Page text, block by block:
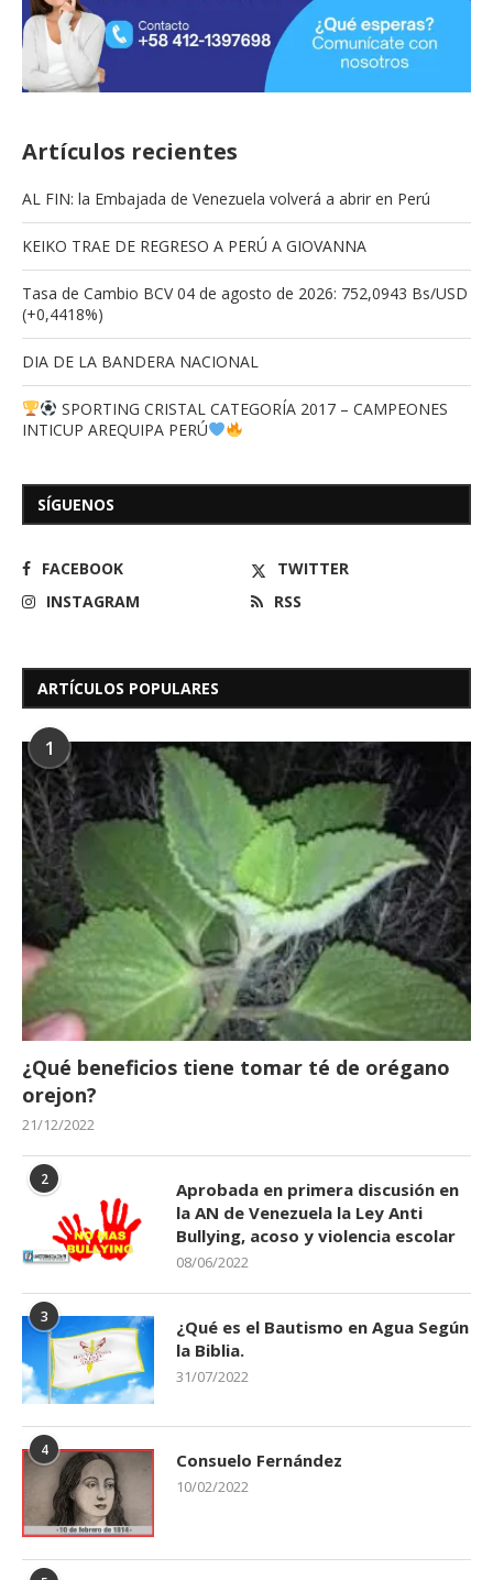
Artículos recientes
AL FIN: la Embajada de Venezuela volverá a abrir en Perú
KEIKO TRAE DE REGRESO A PERÚ A GIOVANNA
Tasa de Cambio BCV 04 de agosto de 2026: 752,0943 Bs/USD
(+0,4418%)
DIA DE LA BANDERA NACIONAL
SPORTING CRISTAL CATEGORÍA 2017 – CAMPEONES
INTICUP AREQUIPA PERÚ
SÍGUENOS
FACEBOOK
TWITTER
INSTAGRAM
RSS
ARTÍCULOS POPULARES
1
¿Qué beneficios tiene tomar té de orégano
orejon?
21/12/2022
2
Aprobada en primera discusión en
la AN de Venezuela la Ley Anti
Bullying, acoso y violencia escolar
08/06/2022
3
¿Qué es el Bautismo en Agua Según
la Biblia.
31/07/2022
4 Consuelo Fernández
10/02/2022